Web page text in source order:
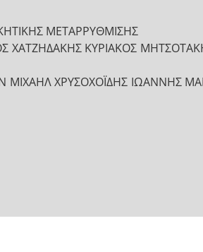
ΜΕΤΑΡΡΥΘΜΙΣΗΣ
ΧΑΤΖΗΔΑΚΗΣ ΚΥΡΙΑΚΟΣ
ΜΙΧΑΗΛ ΧΡΥΣΟΧΟΪΔΗΣ ΙΩΑΝΝΗΣ